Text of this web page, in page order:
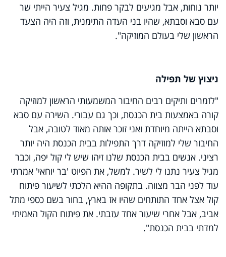
יותר נוחות, אבל מגיעים לבקר פחות. מגיל צעיר הייתי שר
עם סבא וסבתא, שהיו בני העדה התימנית, וזה היה הצעד
הראשון שלי בעולם המוזיקה".
ניצוץ של תפילה
"לזמרים ותיקים רבים החיבור המשמעותי הראשון למוזיקה
קורה באמצעות בית הכנסת, וכך גם עבורי. השירה עם סבא
וסבתא הייתה מיוחדת ואני זוכר אותה מאוד לטובה, אבל
החיבור שלי למוזיקה דרך התפילות בבית הכנסת היה יותר
רציני. אנשים בבית הכנסת שלנו זיהו שיש לי קול יפה, וכבר
מגיל צעיר נתנו לי לשיר. למשל, את הפיוט 'בר יוחאי' אמרתי
עוד לפני הבר מצווה. בתקופה ההיא הלכתי לשיעור פיתוח
קול אצל אחד התותחים שהיו אז בארץ, בחור בשם כספי מתל
אביב, אבל אחרי שיעור אחד עזבתי. את פיתוח הקול האמיתי
למדתי בבית הכנסת".